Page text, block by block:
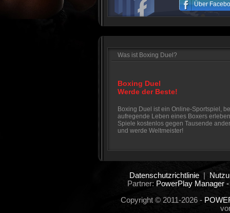
Über
Was ist Boxing Duel?
Boxing Duel
Werde der Beste!
Boxing Duel ist ein Online-Sportspiel,
aufregende Leben eines Boxers
Spiele kostenlos gegen Tausende
und werde Weltmeister!
Datenschutzrichtlinie|
Partner: PowerPlay Manager
Copyright © 2011-2026 -